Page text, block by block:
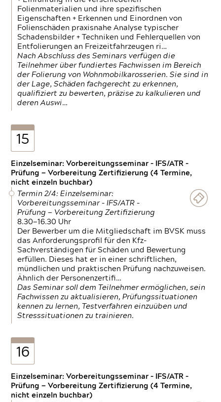
Folienmaterialien und ihre spezifischen
Eigenschaften + Erkennen und Einordnen von
Folienschäden praxisnahe Analyse typischer
Schadensbilder + Techniken und Fehlerquellen von
Entfolierungen an Freizeitfahrzeugen ri…
Nach Abschluss des Seminars verfügen die
Teilnehmer über fundiertes Fachwissen im Bereich
der Folierung von Wohnmobilkarosserien. Sie sind in
der Lage, Schäden fachgerecht zu erkennen,
qualifiziert zu bewerten, präzise zu kalkulieren und
deren Auswi…
15
Einzelseminar: Vorbereitungsseminar - IFS/ATR -
Prüfung — Vorbereitung Zertifizierung (4 Termine,
nicht einzeln buchbar)
Termin 2/4: Einzelseminar:
Vorbereitungsseminar - IFS/ATR -
Prüfung — Vorbereitung Zertifizierung
8.30—16.30 Uhr
Der Bewerber um die Mitgliedschaft im BVSK muss
das Anforderungsprofil für den Kfz-
Sachverständigen für Schäden und Bewertung
erfüllen. Dieses hat er in einer schriftlichen,
mündlichen und praktischen Prüfung nachzuweisen.
Ähnlich der Personenzertifi…
Das Seminar soll dem Teilnehmer ermöglichen, sein
Fachwissen zu aktualisieren, Prüfungssituationen
kennen zu lernen, Testverfahren einzuüben und
Stresssituationen zu trainieren.
16
Einzelseminar: Vorbereitungsseminar - IFS/ATR -
Prüfung — Vorbereitung Zertifizierung (4 Termine,
nicht einzeln buchbar)